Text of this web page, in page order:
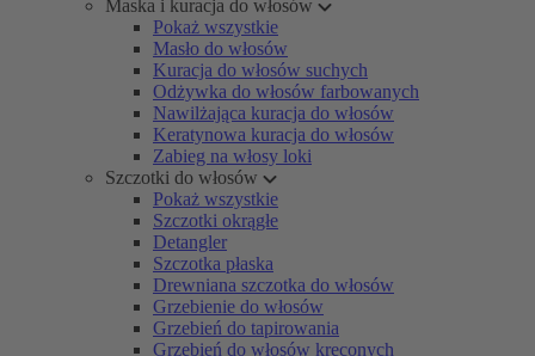
Maska i kuracja do włosów
Pokaż wszystkie
Masło do włosów
Kuracja do włosów suchych
Odżywka do włosów farbowanych
Nawilżająca kuracja do włosów
Keratynowa kuracja do włosów
Zabieg na włosy loki
Szczotki do włosów
Pokaż wszystkie
Szczotki okrągłe
Detangler
Szczotka płaska
Drewniana szczotka do włosów
Grzebienie do włosów
Grzebień do tapirowania
Grzebień do włosów kręconych